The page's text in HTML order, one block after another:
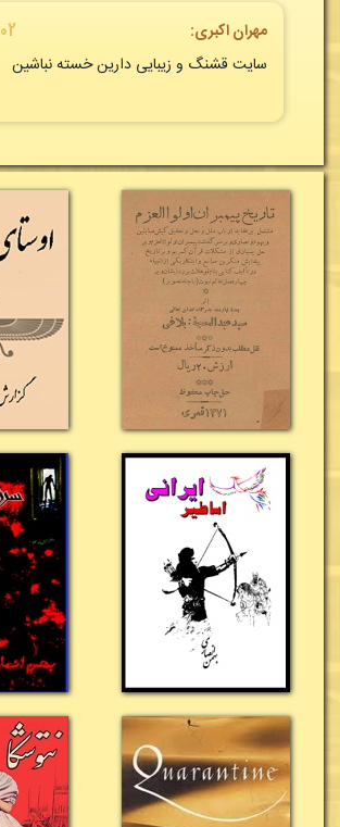
مهران اکبری:
02 / 02 / 2023
سایت قشنگ و زیبایی دارین خسته نباشین